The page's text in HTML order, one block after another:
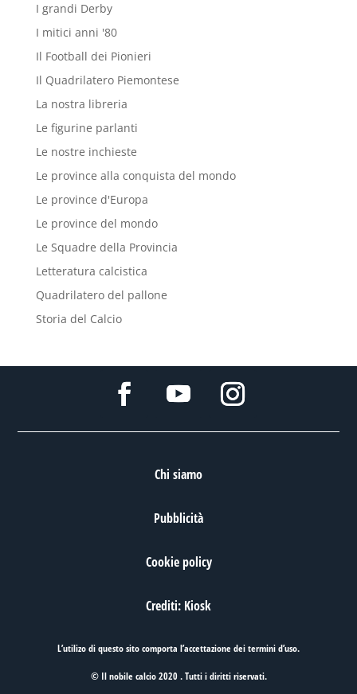
I grandi Derby
I mitici anni '80
Il Football dei Pionieri
Il Quadrilatero Piemontese
La nostra libreria
Le figurine parlanti
Le nostre inchieste
Le province alla conquista del mondo
Le province d'Europa
Le province del mondo
Le Squadre della Provincia
Letteratura calcistica
Quadrilatero del pallone
Storia del Calcio
Chi siamo
Pubblicità
Cookie policy
Crediti: Kiosk
L’utilizo di questo sito comporta l’accettazione deitermini d’uso.
© Il nobile calcio 2020 . Tutti i diritti riservati.